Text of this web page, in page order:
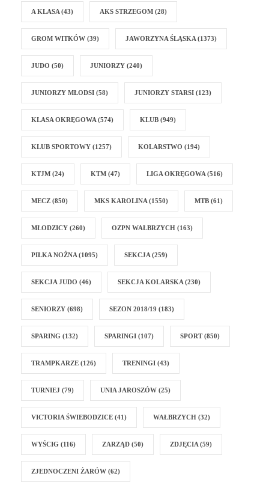
A KLASA (43) AKS STRZEGOM (28)
GROM WITKÓW (39) JAWORZYNA ŚLĄSKA (1373)
JUDO (50) JUNIORZY (240)
JUNIORZY MŁODSI (58) JUNIORZY STARSI (123)
KLASA OKRĘGOWA (574) KLUB (949)
KLUB SPORTOWY (1257) KOLARSTWO (194)
KTJM (24) KTM (47) LIGA OKRĘGOWA (516)
MECZ (850) MKS KAROLINA (1550) MTB (61)
MŁODZICY (260) OZPN WAŁBRZYCH (163)
PIŁKA NOŻNA (1095) SEKCJA (259)
SEKCJA JUDO (46) SEKCJA KOLARSKA (230)
SENIORZY (698) SEZON 2018/19 (183)
SPARING (132) SPARINGI (107) SPORT(850)
TRAMPKARZE (126) TRENINGI (43)
TURNIEJ (79) UNIA JAROSZÓW (25)
VICTORIA ŚWIEBODZICE (41) WAŁBRZYCH (32)
WYŚCIG (116) ZARZĄD (50) ZDJĘCIA (59)
ZJEDNOCZENI ŻARÓW (62)